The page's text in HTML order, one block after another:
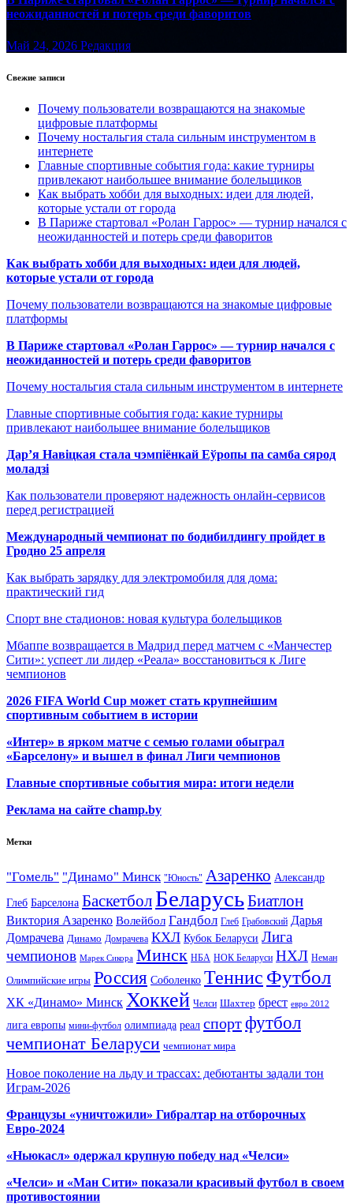
неожиданностей и потерь среди фаворитов
Май 24, 2026 Редакция
Свежие записи
Почему пользователи возвращаются на знакомые
цифровые платформы
Почему ностальгия стала сильным инструментом в
интернете
Главные спортивные события года: какие турниры
привлекают наибольшее внимание болельщиков
Как выбрать хобби для выходных: идеи для людей,
которые устали от города
В Париже стартовал «Ролан Гаррос» — турнир начался с
неожиданностей и потерь среди фаворитов
Как выбрать хобби для выходных: идеи для людей,
которые устали от города
Почему пользователи возвращаются на знакомые цифровые
платформы
В Париже стартовал «Ролан Гаррос» — турнир начался с
неожиданностей и потерь среди фаворитов
Почему ностальгия стала сильным инструментом в интернете
Главные спортивные события года: какие турниры
привлекают наибольшее внимание болельщиков
Дар’я Навіцкая стала чэмпіёнкай Еўропы па самба сярод
моладзі
Как пользователи проверяют надежность онлайн-сервисов
перед регистрацией
Международный чемпионат по бодибилдингу пройдет в
Гродно 25 апреля
Как выбрать зарядку для электромобиля для дома:
практический гид
Спорт вне стадионов: новая культура болельщиков
Мбаппе возвращается в Мадрид перед матчем с «Манчестер
Сити»: успеет ли лидер «Реала» восстановиться к Лиге
чемпионов
2026 FIFA World Cup может стать крупнейшим
спортивным событием в истории
«Интер» в ярком матче с семью голами обыграл
«Барселону» и вышел в финал Лиги чемпионов
Главные спортивные события мира: итоги недели
Реклама на сайте champ.by
Метки
"Гомель" "Динамо" Минск "Юность" Азаренко Александр
Глеб Барселона Баскетбол БеларусьБиатлон
Виктория Азаренко Волейбол Гандбол Глеб Грабовский Дарья
Домрачева Динамо Домрачева КХЛ Кубок Беларуси Лига
чемпионов Марек Сикора Минск НБА НОК Беларуси НХЛ Неман
Олимпийские игры Россия Соболенко Теннис Футбол
ХК «Динамо» Минск Хоккей Челси Шахтер брест евро 2012
лига европы мини-футбол олимпиада реал спортфутбол
чемпионат Беларуси чемпионат мира
Новое поколение на льду и трассах: дебютанты задали тон
Играм-2026
Французы «уничтожили» Гибралтар на отборочных
Евро-2024
«Ньюкасл» одержал крупную победу над «Челси»
«Челси» и «Ман Сити» показали красивый футбол в своем
противостоянии